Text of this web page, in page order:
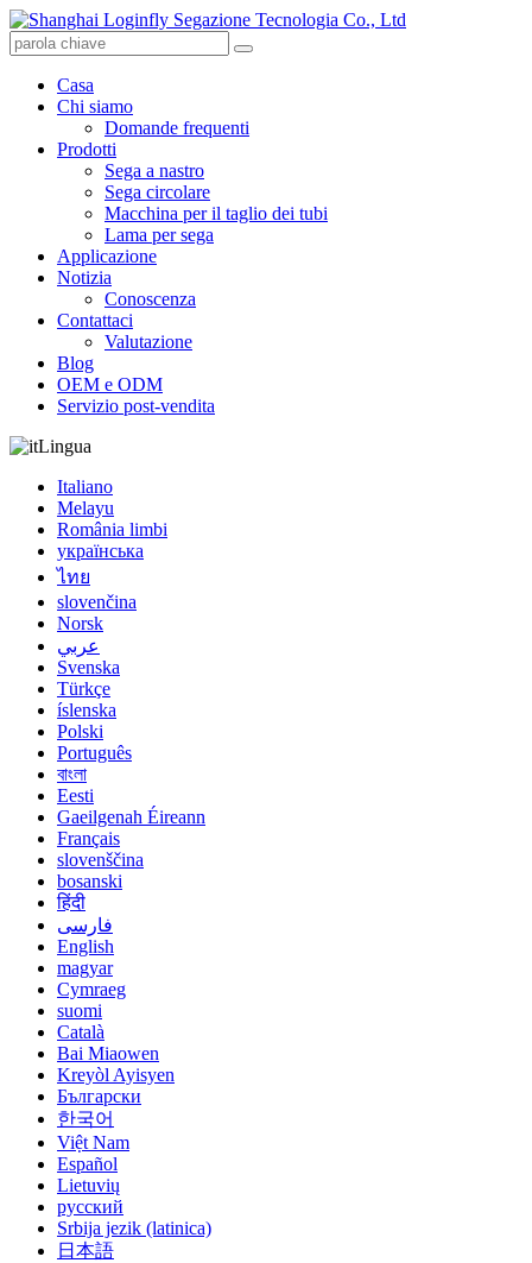
Casa
Chi siamo
Domande frequenti
Prodotti
Sega a nastro
Sega circolare
Macchina per il taglio dei tubi
Lama per sega
Applicazione
Notizia
Conoscenza
Contattaci
Valutazione
Blog
OEM e ODM
Servizio post-vendita
Lingua
Italiano
Melayu
România limbi
українська
ไทย
slovenčina
Norsk
عربي
Svenska
Türkçe
íslenska
Polski
Português
বাংলা
Eesti
Gaeilgenah Éireann
Français
slovenščina
bosanski
हिंदी
فارسی
English
magyar
Cymraeg
suomi
Català
Bai Miaowen
Kreyòl Ayisyen
Български
한국어
Việt Nam
Español
Lietuvių
русский
Srbija jezik (latinica)
日本語